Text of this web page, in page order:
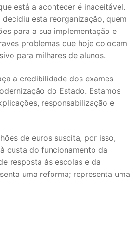
está a acontecer é inaceitável.
esta reorganização, quem
para a sua implementação e
problemas que hoje colocam
para milhares de alunos.
a credibilidade dos exames
do Estado. Estamos
responsabilização e
de euros suscita, por isso,
custa do funcionamento da
resposta às escolas e da
uma reforma; representa uma